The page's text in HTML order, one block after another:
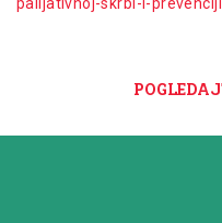
palijativnoj-skrbi-i-